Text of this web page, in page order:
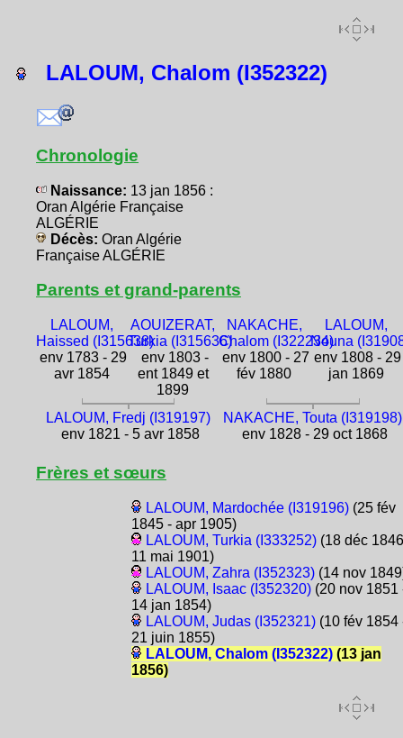
LALOUM, Chalom (I352322)
Chronologie
Naissance: 13 jan 1856 :
Oran Algérie Française
ALGÉRIE
Décès: Oran Algérie
Française ALGÉRIE
Parents et grand-parents
LALOUM,
Haissed (I315638)
env 1783 - 29
avr 1854
AOUIZERAT,
Turkia (I315636)
env 1803 -
ent 1849 et
1899
NAKACHE,
Chalom (I322234)
env 1800 - 27
fév 1880
LALOUM,
Nouna
env 1808 - 29
jan 1869
LALOUM, Fredj (I319197)
env 1821 - 5 avr 1858
NAKACHE, Touta (I319198)
env 1828 - 29 oct 1868
Frères et sœurs
LALOUM, Mardochée (I319196)(25 fév
1845 - apr 1905)
LALOUM, Turkia (I333252)(18 déc
11 mai 1901)
LALOUM, Zahra (I352323)(14 nov
LALOUM, Isaac (I352320)(20 nov 1851
14 jan 1854)
LALOUM, Judas (I352321)(10 fév 1854
21 juin 1855)
LALOUM, Chalom (I352322)(13 jan
1856)